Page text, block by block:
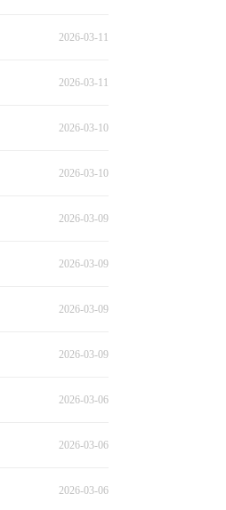
2026-03-11
2026-03-11
2026-03-10
2026-03-10
2026-03-09
2026-03-09
2026-03-09
2026-03-09
2026-03-06
2026-03-06
2026-03-06